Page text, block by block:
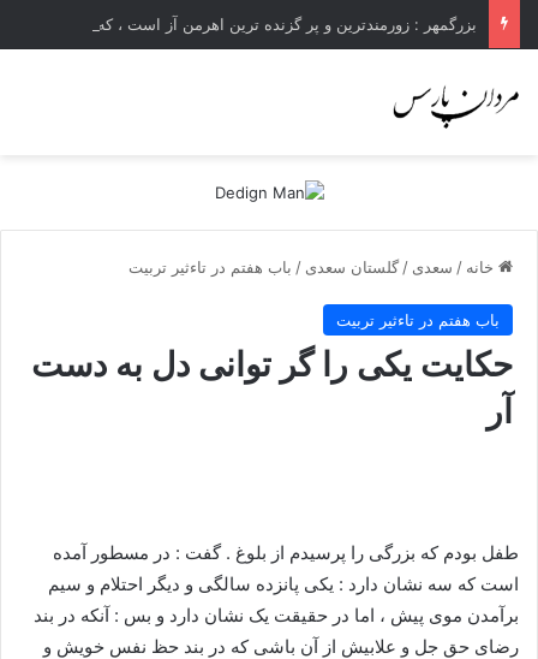
خانه / سعدی / گلستان سعدی / باب هفتم در تاءثير تربيت
باب هفتم در تاءثير تربيت
حکایت یکى را گر توانى دل به دست
آر
طفل بودم که بزرگی را پرسیدم از بلوغ . گفت : در مسطور آمده
است که سه نشان دارد : یکی پانزده سالگی و دیگر احتلام و سیم
برآمدن موی پیش ، اما در حقیقت یک نشان دارد و بس : آنکه در بند
رضای حق جل و علابیش از آن باشی که در بند حظ نفس خویش و